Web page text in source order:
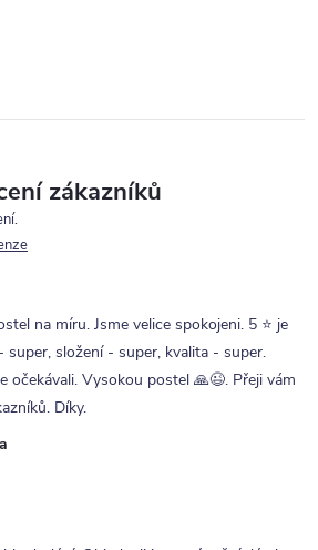
zákazníků
na míru. Jsme velice spokojeni. 5 ⭐ je
super, složení - super, kvalita - super.
očekávali. Vysokou postel 🙏😉. Přeji vám
Díky.